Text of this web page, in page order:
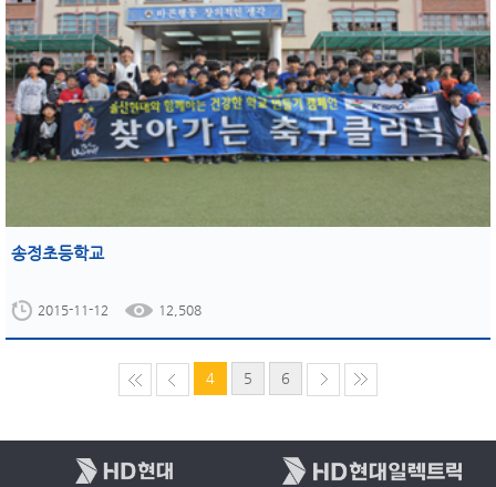
송정초등학교
2015-11-12 12,508
4 5 6